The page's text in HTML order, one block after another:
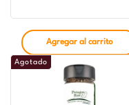
Agregar al carrito
Agotado